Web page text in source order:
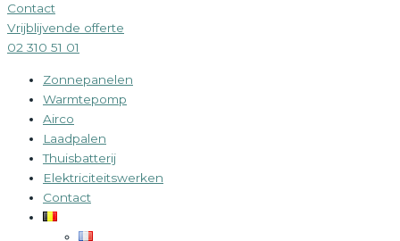
Contact
Vrijblijvende offerte
02 310 51 01
Zonnepanelen
Warmtepomp
Airco
Laadpalen
Thuisbatterij
Elektriciteitswerken
Contact